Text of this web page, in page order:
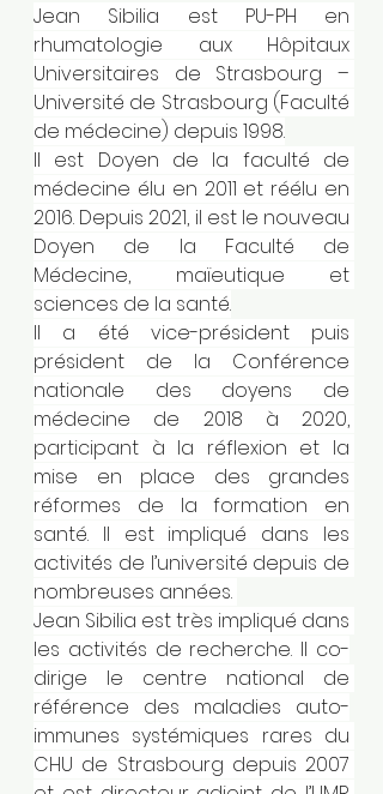
Jean Sibilia est PU-PH en
rhumatologie aux Hôpitaux
Universitaires de Strasbourg –
Université de Strasbourg (Faculté
de médecine) depuis 1998.
Il est Doyen de la faculté de
médecine élu en 2011 et réélu en
2016. Depuis 2021, il est le nouveau
Doyen de la Faculté de
Médecine, maïeutique et
sciences de la santé.
Il a été vice-président puis
président de la Conférence
nationale des doyens de
médecine de 2018 à 2020,
participant à la réflexion et la
mise en place des grandes
réformes de la formation en
santé. Il est impliqué dans les
activités de l’université depuis de
nombreuses années.
Jean Sibilia est très impliqué dans
les activités de recherche. Il co-
dirige le centre national de
référence des maladies auto-
immunes systémiques rares du
CHU de Strasbourg depuis 2007